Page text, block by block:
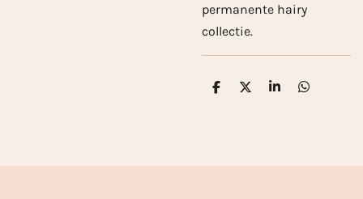
permanente hairy
collectie.
D
D
S
D